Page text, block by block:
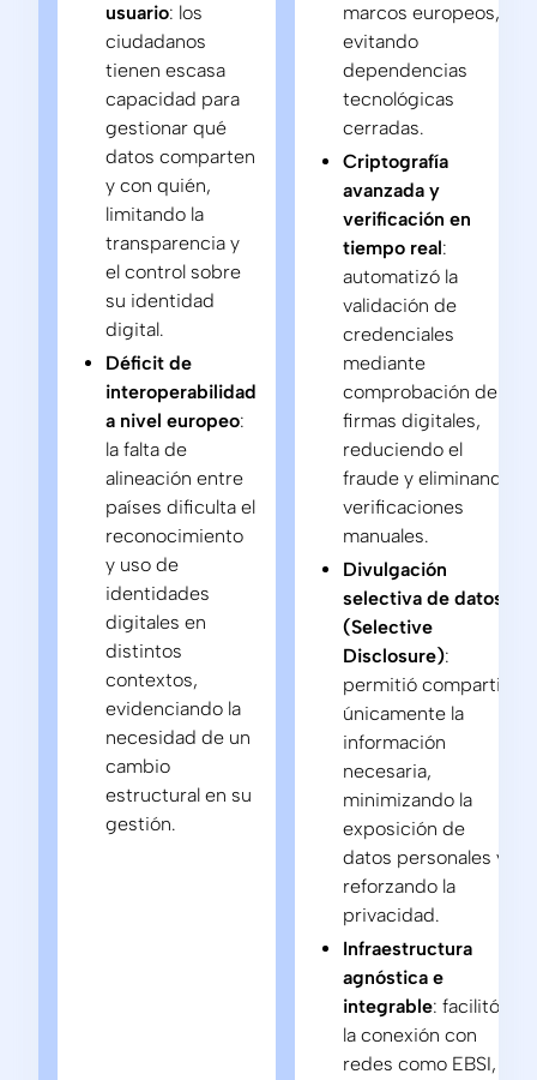
usuario: los
ciudadanos
tienen escasa
capacidad para
gestionar qué
datos comparten
y con quién,
limitando la
transparencia y
el control sobre
su identidad
digital.
Déficit de
interoperabilidad
a nivel europeo:
la falta de
alineación entre
países dificulta el
reconocimiento
y uso de
identidades
digitales en
distintos
contextos,
evidenciando la
necesidad de un
cambio
estructural en su
gestión.
marcos europeos,
evitando
dependencias
tecnológicas
cerradas.
Criptografía
avanzada y
verificación en
tiempo real:
automatizó la
validación de
credenciales
mediante
comprobación de
firmas digitales,
reduciendo el
fraude y eliminando
verificaciones
manuales.
Divulgación
selectiva de datos
(Selective
Disclosure):
permitió compartir
únicamente la
información
necesaria,
minimizando la
exposición de
datos personales y
reforzando la
privacidad.
Infraestructura
agnóstica e
integrable: facilitó
la conexión con
redes como EBSI,